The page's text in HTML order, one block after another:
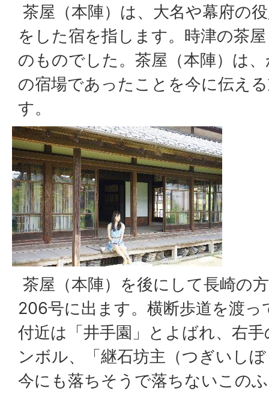
茶屋（本陣）は、大名や幕府の
をした宿を指します。時津の茶
のものでした。茶屋（本陣）は
の宿場であったことを今に伝え
す。
茶屋（本陣）を後にして長崎の
206号に出ます。横断歩道を渡
付近は「井手園」とよばれ、右
ンボル、「継石坊主（つぎいし
今にも落ちそうで落ちないこの